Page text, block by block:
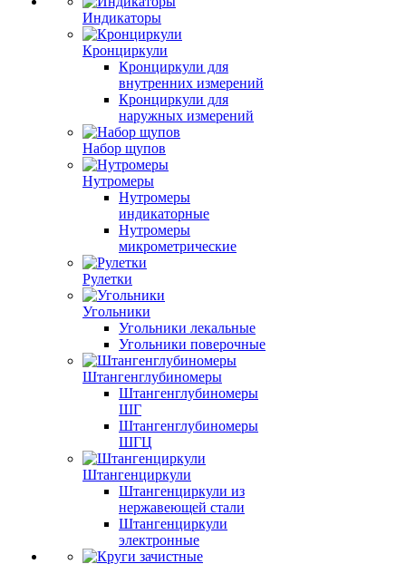
Индикаторы
Кронциркули
Кронциркули для
внутренних измерений
Кронциркули для
наружных измерений
Набор щупов
Нутромеры
Нутромеры
индикаторные
Нутромеры
микрометрические
Рулетки
Угольники
Угольники лекальные
Угольники поверочные
Штангенглубиномеры
Штангенглубиномеры
ШГ
Штангенглубиномеры
ШГЦ
Штангенциркули
Штангенциркули из
нержавеющей стали
Штангенциркули
электронные